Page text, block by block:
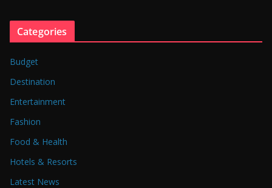
Categories
Budget
Destination
Entertainment
Fashion
Food & Health
Hotels & Resorts
Latest News